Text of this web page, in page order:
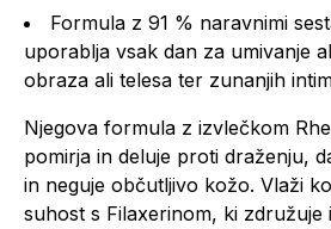
Formula z 91 % naravnimi
uporablja vsak dan za umivanje
obraza ali telesa ter zunanjih
Njegova formula z izvlečkom
pomirja in deluje proti draženju,
in neguje občutljivo kožo. Vlaži
suhost s Filaxerinom, ki združuje